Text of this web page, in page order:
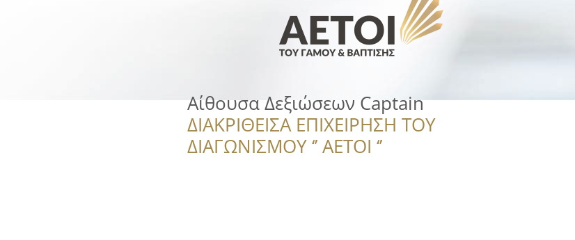
Αίθουσα Δεξιώσεων Captain
ΔΙΑΚΡΙΘΕΙΣΑ ΕΠΙΧΕΙΡΗΣΗ ΤΟΥ
ΔΙΑΓΩΝΙΣΜΟΥ ‘’ ΑΕΤΟΙ ‘’